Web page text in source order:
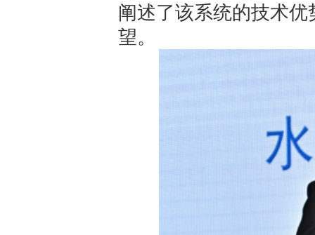
阐述了该系统的技术
望。